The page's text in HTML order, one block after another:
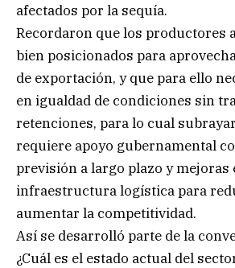
afectados por la sequía.
Recordaron que los productores
bien posicionados para
de exportación, y que para ello
en igualdad de condiciones sin
retenciones, para lo cual
requiere apoyo gubernamental
previsión a largo plazo y mejoras
infraestructura logística para
aumentar la competitividad.
Así se desarrolló parte de la
¿Cuál es el estado actual del